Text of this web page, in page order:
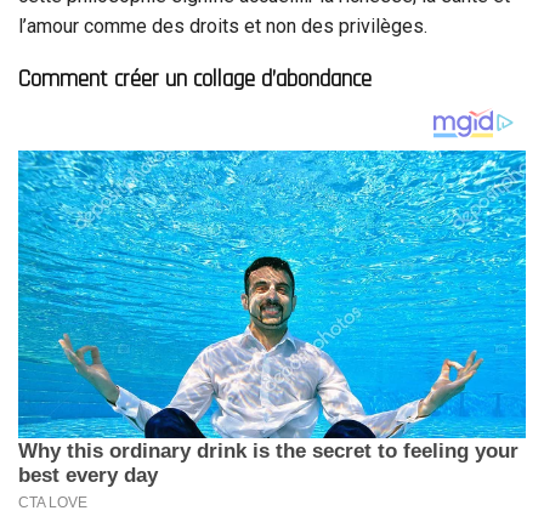
l’amour comme des droits et non des privilèges.
Comment créer un collage d’abondance